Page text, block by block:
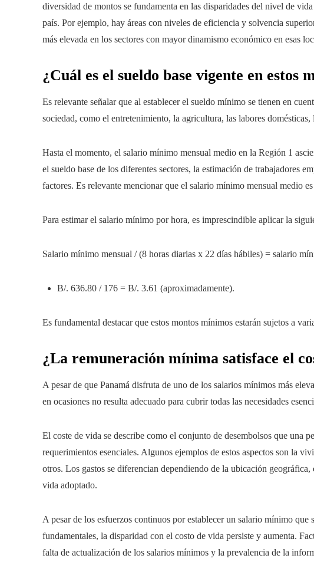
diversidad de montos se fundamenta en las disparidades del nivel de
país. Por ejemplo, hay áreas con niveles de eficiencia y solvencia
más elevada en los sectores con mayor dinamismo económico en esas
¿Cuál es el sueldo base vigente en estos
Es relevante señalar que al establecer el sueldo mínimo se tienen en
sociedad, como el entretenimiento, la agricultura, las labores
Hasta el momento, el salario mínimo mensual medio en la Región 1
el sueldo base de los diferentes sectores, la estimación de trabajadores
factores. Es relevante mencionar que el salario mínimo mensual medio
Para estimar el salario mínimo por hora, es imprescindible aplicar la
Salario mínimo mensual / (8 horas diarias x 22 días hábiles) = salario
B/. 636.80 / 176 = B/. 3.61 (aproximadamente).
Es fundamental destacar que estos montos mínimos estarán sujetos a
¿La remuneración mínima satisface el
A pesar de que Panamá disfruta de uno de los salarios mínimos más
en ocasiones no resulta adecuado para cubrir todas las necesidades
El coste de vida se describe como el conjunto de desembolsos que una
requerimientos esenciales. Algunos ejemplos de estos aspectos son la
otros. Los gastos se diferencian dependiendo de la ubicación
vida adoptado.
A pesar de los esfuerzos continuos por establecer un salario mínimo que
fundamentales, la disparidad con el costo de vida persiste y aumenta.
falta de actualización de los salarios mínimos y la prevalencia de la